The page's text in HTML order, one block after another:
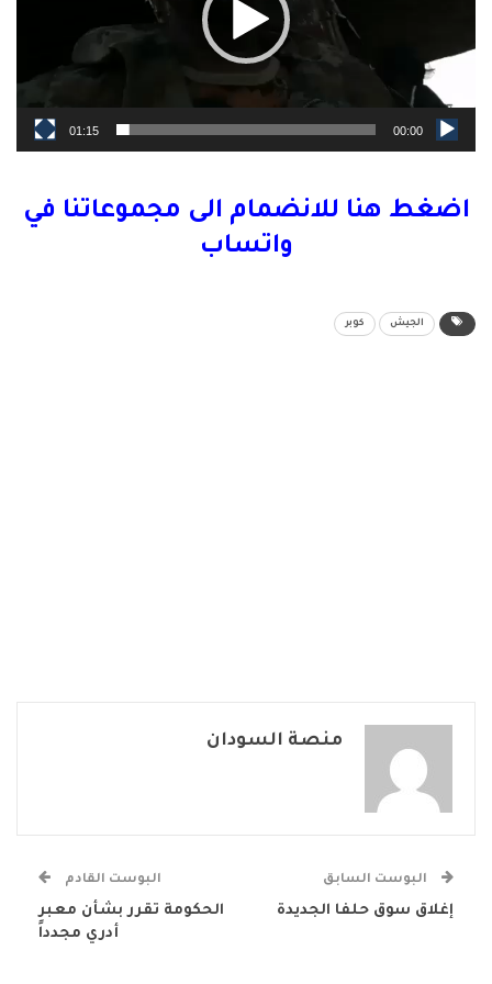
00:00
01:15
اضغط هنا للانضمام الى مجموعاتنا في
واتساب
الجيش كوبر
منصة السودان
البوست السابق
إغلاق سوق حلفا الجديدة
البوست القادم
الحكومة تقرر بشأن معبر
أدري مجدداً